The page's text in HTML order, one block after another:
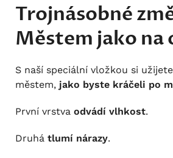
Trojnásobné
Městem jako na
S naší speciální vložkou si
městem, jako byste kráčeli po
První vrstva odvádí vlhkost.
Druhá tlumí nárazy.